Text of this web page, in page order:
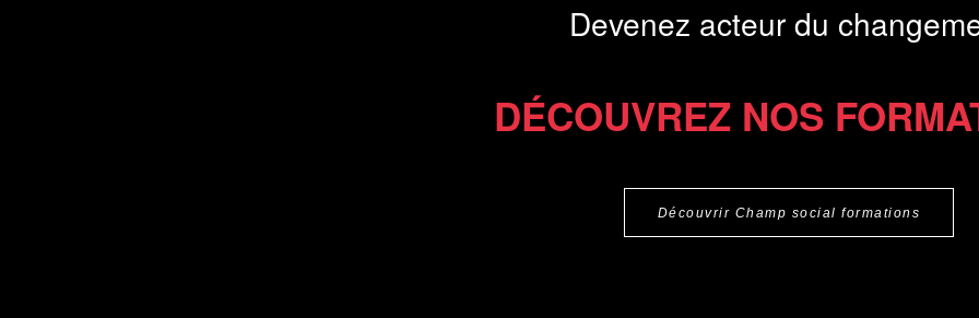
Devenez acteur du
DÉCOUVREZ NOS
Découvrir Champ social formations